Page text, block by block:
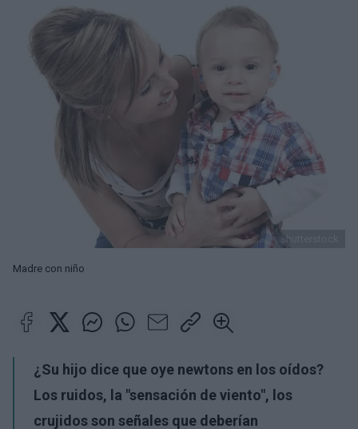
shutterstock
Madre con niño
¿Su hijo dice que oye newtons en los oídos?
Los ruidos, la "sensación de viento", los
crujidos son señales que deberían